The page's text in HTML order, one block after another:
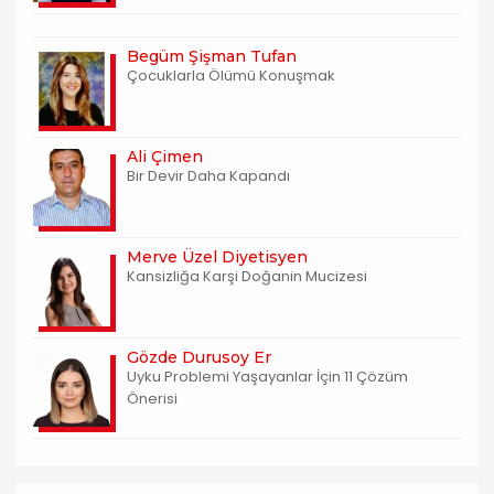
Begüm Şişman Tufan
Çocuklarla Ölümü Konuşmak
Ali Çimen
Bir Devir Daha Kapandı
Merve Üzel Diyetisyen
Kansizliğa Karşi Doğanin Mucizesi
Gözde Durusoy Er
Uyku Problemi Yaşayanlar İçin 11 Çözüm
Önerisi